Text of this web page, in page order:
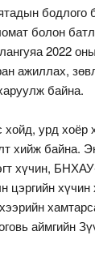
бодлого
болон
2022
ажиллах,
байна.
урд хоёр
хийж байна.
хүчин,
цэргийн
аймгийн